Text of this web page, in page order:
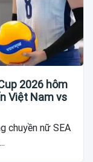
2026 hôm
Việt Nam vs
chuyền nữ SEA